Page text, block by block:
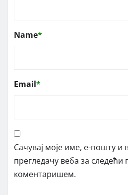
Name*
Email*
Сачувај моје име, е-пошту и
прегледачу веба за следећи
коментаришем.